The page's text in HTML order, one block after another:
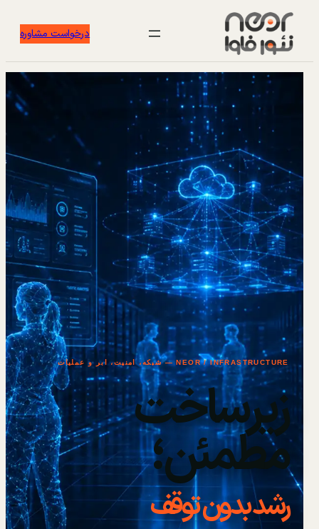
درخواست مشاوره
NEOR / INFRASTRUCTURE — شبکه، امنیت، ابر و عملیات
زیرساخت
مطمئن؛
رشد بدون توقف